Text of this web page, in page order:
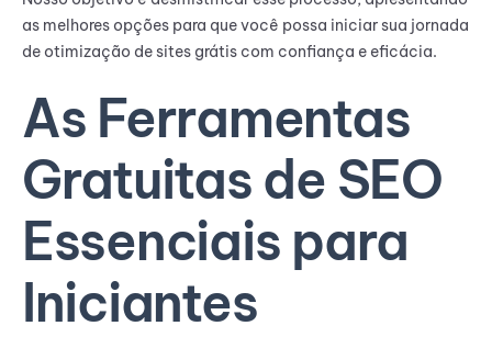
as melhores opções para que você possa iniciar sua jornada
de otimização de sites grátis com confiança e eficácia.
As Ferramentas
Gratuitas de SEO
Essenciais para
Iniciantes